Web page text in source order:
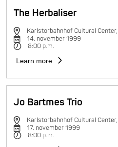
The Herbaliser
Karlstorbahnhof Cultural
14. november 1999
8:00 p.m.
Learn more
Jo Bartmes Trio
Karlstorbahnhof Cultural
17. november 1999
8:00 p.m.